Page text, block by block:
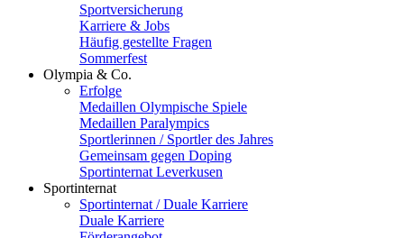
Sportversicherung
Karriere & Jobs
Häufig gestellte Fragen
Sommerfest
Olympia & Co.
Erfolge
Medaillen Olympische Spiele
Medaillen Paralympics
Sportlerinnen / Sportler des Jahres
Gemeinsam gegen Doping
Sportinternat Leverkusen
Sportinternat
Sportinternat / Duale Karriere
Duale Karriere